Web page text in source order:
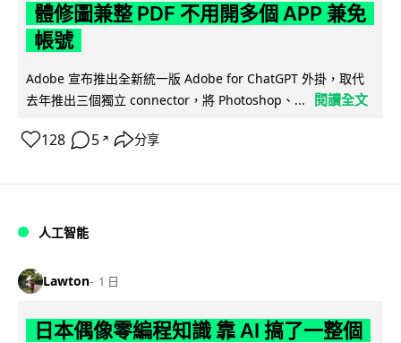
體修圖兼整 PDF 不用開多個 APP 兼免
帳號
Adobe 宣布推出全新統一版 Adobe for ChatGPT 外掛，取代
去年推出三個獨立 connector，將 Photoshop、...
閱讀全文
128 5 ↗ 分享
人工智能
Lawton 1 日
日本偶像零編程知識 靠 AI 搞了一整個